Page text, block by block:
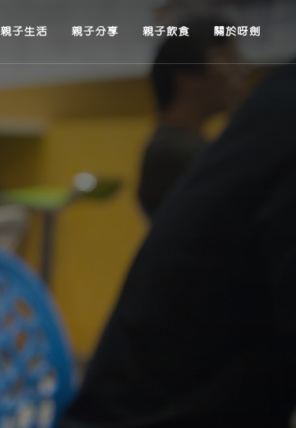
親子生活 親子分享 親子飲食 關於呀劍